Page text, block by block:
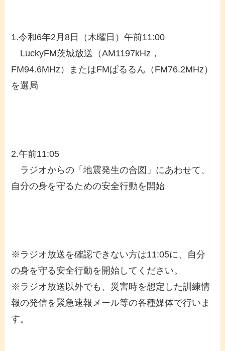
1.令和6年2月8日（木曜日）午前11:00
LuckyFM茨城放送（AM1197kHz，
FM94.6MHz）またはFMぱるるん（FM76.2MHz）
を選局
2.午前11:05
ラジオからの「地震発生の合図」にあわせて、
自分の身を守るための安全行動を開始
※ラジオ放送を確認できない方は11:05に、自分
の身を守る安全行動を開始してください。
※ラジオ放送以外でも、災害時を想定した訓練情
報の発信を緊急速報メール等の各種媒体で行いま
す。